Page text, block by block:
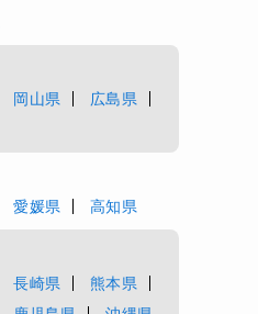
岡山県
広島県
愛媛県 高知県
長崎県
熊本県